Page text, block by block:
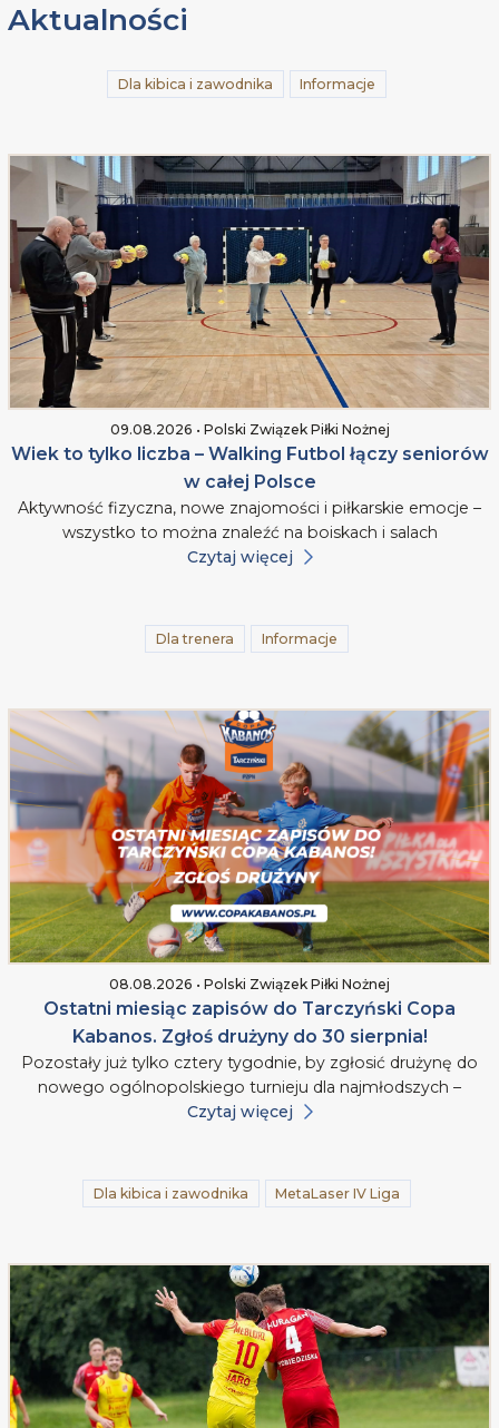
Aktualności
Dla kibica i zawodnika Informacje
09.08.2026 • Polski Związek Piłki Nożnej
Wiek to tylko liczba – Walking Futbol łączy seniorów
w całej Polsce
Aktywność fizyczna, nowe znajomości i piłkarskie emocje –
wszystko to można znaleźć na boiskach i salach
Czytaj więcej
Dla trenera Informacje
08.08.2026 • Polski Związek Piłki Nożnej
Ostatni miesiąc zapisów do Tarczyński Copa
Kabanos. Zgłoś drużyny do 30 sierpnia!
Pozostały już tylko cztery tygodnie, by zgłosić drużynę do
nowego ogólnopolskiego turnieju dla najmłodszych –
Czytaj więcej
Dla kibica i zawodnika MetaLaser IV Liga